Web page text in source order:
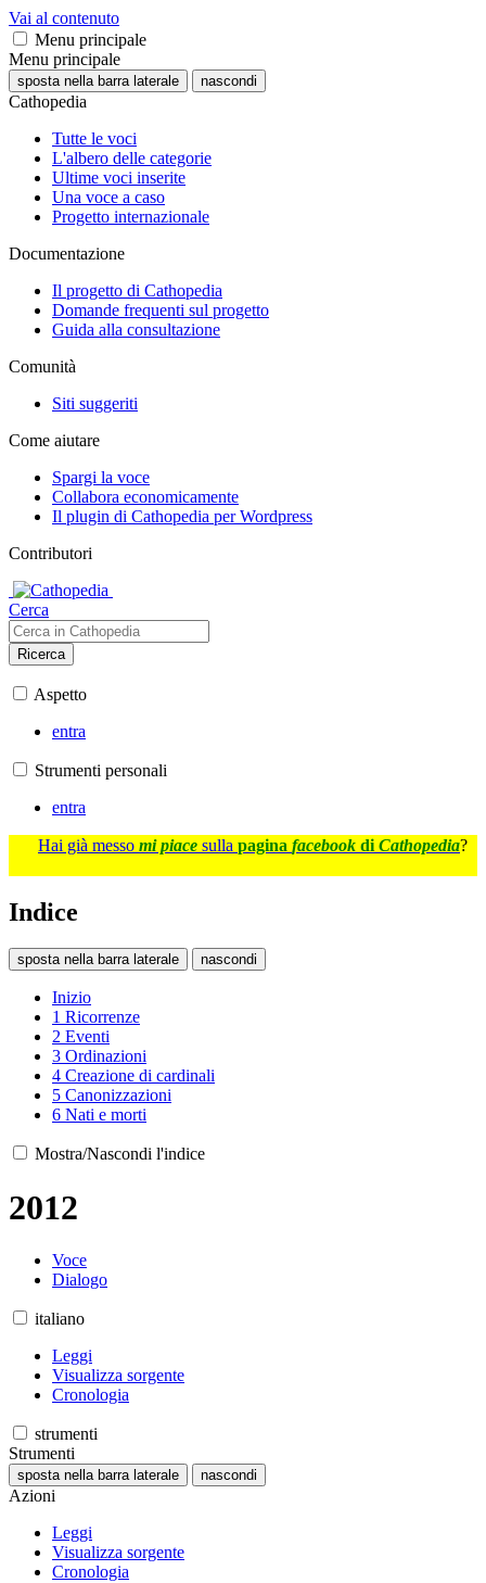
Vai al contenuto
Menu principale
Menu principale
sposta nella barra laterale nascondi
Cathopedia
Tutte le voci
L'albero delle categorie
Ultime voci inserite
Una voce a caso
Progetto internazionale
Documentazione
Il progetto di Cathopedia
Domande frequenti sul progetto
Guida alla consultazione
Comunità
Siti suggeriti
Come aiutare
Spargi la voce
Collabora economicamente
Il plugin di Cathopedia per Wordpress
Contributori
Cerca
Ricerca
Aspetto
entra
Strumenti personali
entra
Hai già messo mi piace sulla pagina facebook di Cathopedia?
Indice
sposta nella barra laterale nascondi
Inizio
1 Ricorrenze
2 Eventi
3 Ordinazioni
4 Creazione di cardinali
5 Canonizzazioni
6 Nati e morti
Mostra/Nascondi l'indice
2012
Voce
Dialogo
italiano
Leggi
Visualizza sorgente
Cronologia
strumenti
Strumenti
sposta nella barra laterale nascondi
Azioni
Leggi
Visualizza sorgente
Cronologia